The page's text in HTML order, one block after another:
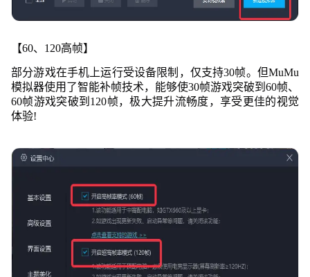
【60、120高帧】
部分游戏在手机上运行受设备限制，仅支持30帧。但MuMu
模拟器使用了智能补帧技术，能够使30帧游戏突破到60帧、
60帧游戏突破到120帧，极大提升流畅度，享受更佳的视觉
体验!